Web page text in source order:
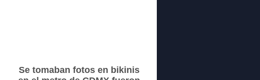
Se tomaban fotos en bikinis